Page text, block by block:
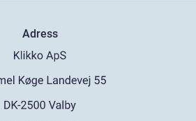
Adress